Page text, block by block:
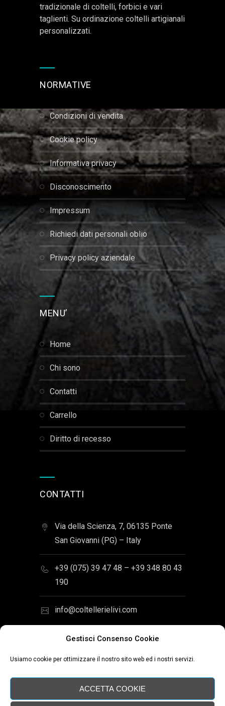
Gestisci Consenso Cookie
Usiamo cookie per ottimizzare il nostro sito web ed i nostri servizi.
ACCETTA COOKIE
tradizionale di coltelli, forbici e vari
taglienti. Su ordinazione coltelli artigianali
personalizzati.
NORMATIVE
condizioni di vendita
cookie policy
informativa privacy
disconoscimento
impressum
richiedi dati personali oblio
privacy policy aziendale
MENU’
home
chi sono
contatti
carrello
diritto di recesso
CONTATTI
Via della Scienza, 7, 06135 Ponte
San Giovanni (PG) – Italy
+39 (075) 39 47 48 – +39 348 80 43
190
info@coltellerielivi.com
P.IVA 02393110545 - C.F.
LVILCU81D22Z110L